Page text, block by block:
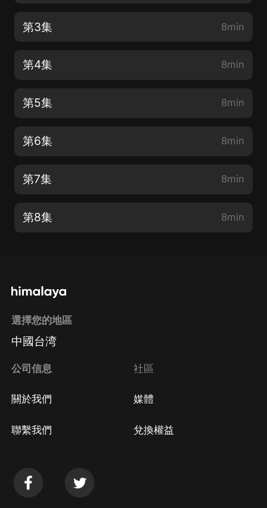
第3集 8min
第4集 8min
第5集 8min
第6集 8min
第7集 8min
第8集 8min
選擇您的地區
中國台湾
公司信息
關於我們
聯繫我們
社區
媒體
兌換權益